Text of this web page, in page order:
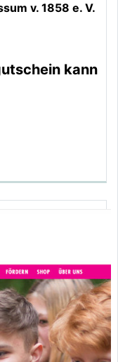
v. 1858 e. V.
kann